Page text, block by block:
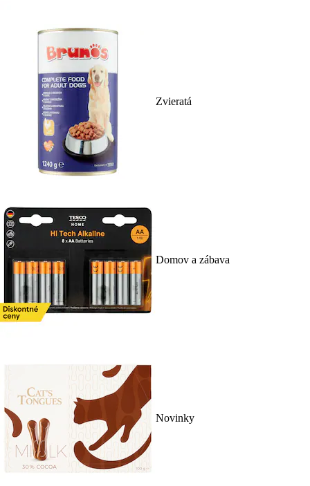
Zvieratá
Domov a zábava
Novinky